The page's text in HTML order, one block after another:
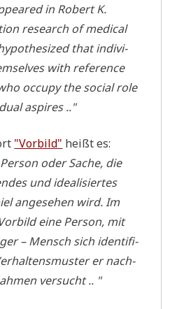
in Robert K.
rese­arch of medi­cal
that indi­vi­
with refe­rence
occu­py the social role
aspires .."
"Vor­bild" heißt es:
oder Sache, die
und idea­li­sier­tes
ange­se­hen wird. Im
eine Per­son, mit
– Mensch sich iden­ti­fi­
er nach­
versucht .. "